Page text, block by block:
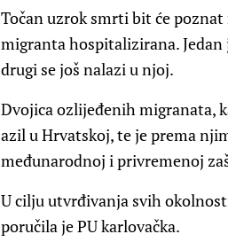
Točan uzrok smrti bit će
migranta hospitalizirana.
drugi se još nalazi u njoj.
Dvojica ozlijeđenih migranata,
azil u Hrvatskoj, te je prema
međunarodnoj i privremenoj
U cilju utvrđivanja svih
poručila je PU karlovačka.